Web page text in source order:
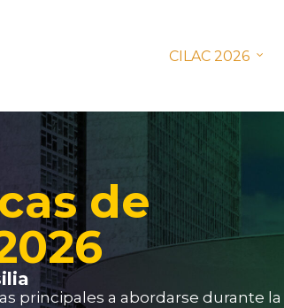
CILAC 2026
de
principales a abordarse durante la